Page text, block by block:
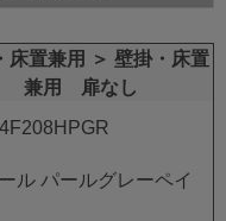
床置兼用 ＞ 壁掛・床置
兼用 扉なし
ル パールグレーペイ